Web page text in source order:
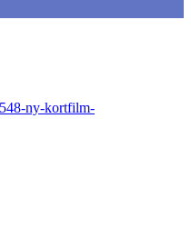
ny-kortfilm-